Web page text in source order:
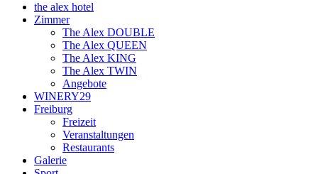
the alex hotel
Zimmer
The Alex DOUBLE
The Alex QUEEN
The Alex KING
The Alex TWIN
Angebote
WINERY29
Freiburg
Freizeit
Veranstaltungen
Restaurants
Galerie